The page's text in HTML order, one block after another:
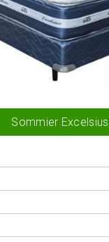
Sommier Excelsius